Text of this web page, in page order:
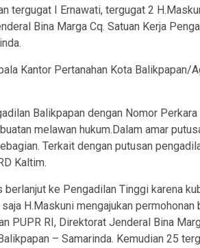
tergugat I Ernawati, tergugat 2
Bina Marga Cq. Satuan Kerja
Kantor Pertanahan Kota Balikpapan/
Balikpapan dengan Nomor
melawan hukum.Dalam amar
Terkait dengan putusan
Kaltim.
ke Pengadilan Tinggi karena
H.Maskuni mengajukan
PUPR RI, Direktorat Jenderal Bina
– Samarinda. Kemudian 25